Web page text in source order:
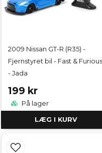
2009 Nissan GT-R (R35) -
Fjernstyret bil - Fast & Furious
- Jada
199 kr
På lager
LÆG I KURV